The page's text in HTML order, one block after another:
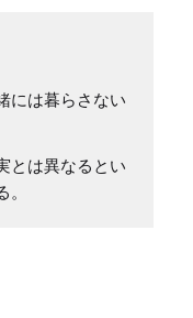
には暮らさない
とは異なるとい